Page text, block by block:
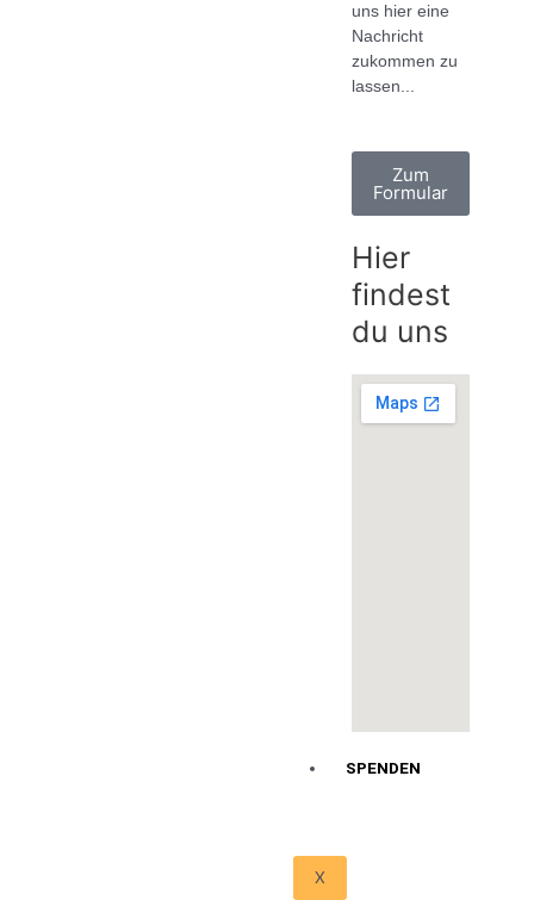
uns hier eine
Nachricht
zukommen zu
lassen...
Zum
Formular
Hier
findest
du uns
SPENDEN
X